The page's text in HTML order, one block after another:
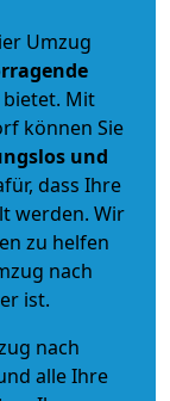
Umzug
Mit
können Sie
und
dass Ihre
werden. Wir
zu helfen
nach
ist.
nach
alle Ihre